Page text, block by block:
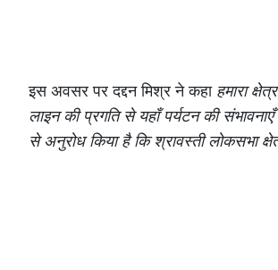
इस अवसर पर दद्दन मिश्र ने कहा हमारा
लाइन की प्रगति से यहाँ पर्यटन की
से अनुरोध किया है कि श्रावस्ती लोकसभा